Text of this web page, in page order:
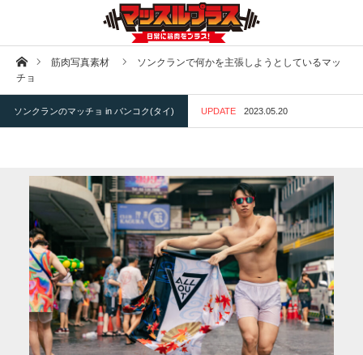
ホーム筋肉写真素材
ソンクランで何かを主張しようとしているマッ
チョ
ソンクランのマッチョ in バンコク(タイ) UPDATE 2023.05.20